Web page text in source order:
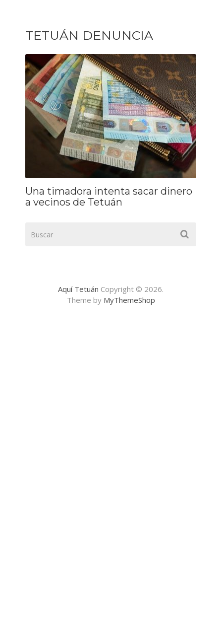
TETUÁN DENUNCIA
Una timadora intenta sacar dinero
a vecinos de Tetuán
Aquí Tetuán Copyright © 2026.
Theme by MyThemeShop